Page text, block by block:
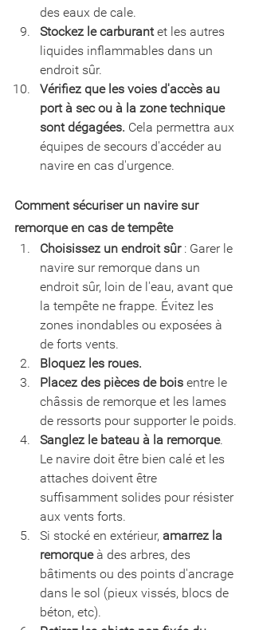
des eaux de cale.
Stockez le carburant et les autres
liquides inflammables dans un
endroit sûr.
Vérifiez que les voies d'accès au
port à sec ou à la zone technique
sont dégagées. Cela permettra aux
équipes de secours d'accéder au
navire en cas d'urgence.
Comment sécuriser un navire sur
remorque en cas de tempête
Choisissez un endroit sûr : Garer le
navire sur remorque dans un
endroit sûr, loin de l'eau, avant que
la tempête ne frappe. Évitez les
zones inondables ou exposées à
de forts vents.
Bloquez les roues.
Placez des pièces de bois entre le
châssis de remorque et les lames
de ressorts pour supporter le poids.
Sanglez le bateau à la remorque.
Le navire doit être bien calé et les
attaches doivent être
suffisamment solides pour résister
aux vents forts.
Si stocké en extérieur, amarrez la
remorque à des arbres, des
bâtiments ou des points d'ancrage
dans le sol (pieux vissés, blocs de
béton, etc).